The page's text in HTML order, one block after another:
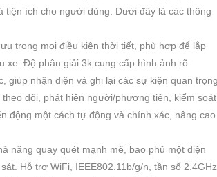
tiện ích cho người dùng. Dưới đây là các thông
trong mọi điều kiện thời tiết, phù hợp để lắp
xe. Độ phân giải 3k cung cấp hình ảnh rõ
giúp nhận diện và ghi lại các sự kiện quan trọng
dõi, phát hiện người/phương tiện, kiểm soát
động một cách tự động và chính xác, nâng cao
năng quay quét mạnh mẽ, bao phủ một diện
Hỗ trợ WiFi, IEEE802.11b/g/n, tần số 2.4GHz